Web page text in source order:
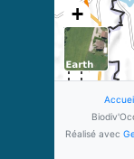
+
Réalisé avec